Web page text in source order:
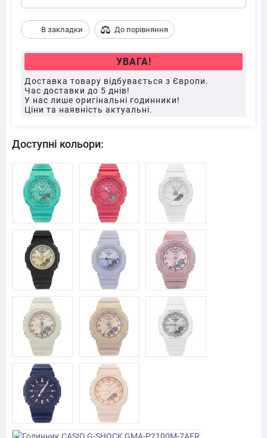
В закладки До порівняння
УВАГА!
Доставка товару відбувається з Європи.
Час доставки до 5 днів!
У нас лише оригінальні годинники!
Ціни та наявність актуальні.
Доступні кольори: